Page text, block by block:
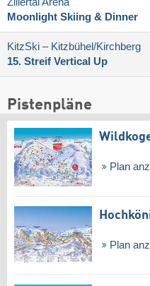
Moonlight Skiing & Dinner
KitzSki – Kitzbühel/​Kirchberg
15. Streif Vertical Up
Pistenpläne
Plan
Plan